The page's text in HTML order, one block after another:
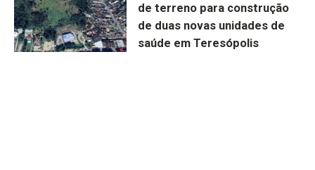
de terreno para construção
de duas novas unidades de
saúde em Teresópolis